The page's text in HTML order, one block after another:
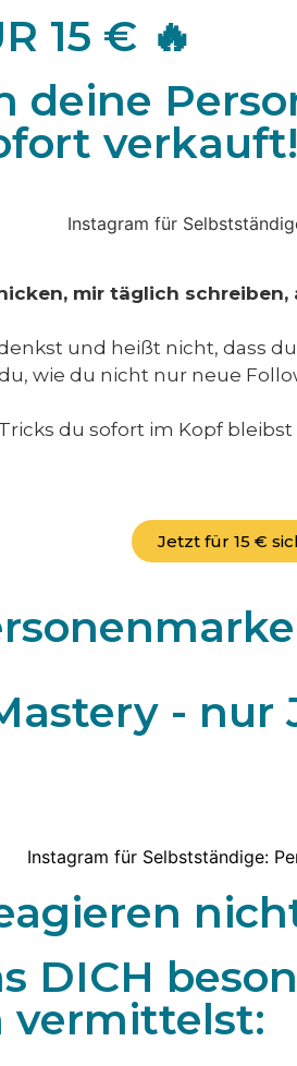
15 € 🔥
deine
verkauft!
mir täglich
und heißt nicht, dass
wie du nicht nur neue
du sofort im Kopf
Jetzt für 15 €
-
DICH
vermittelst: